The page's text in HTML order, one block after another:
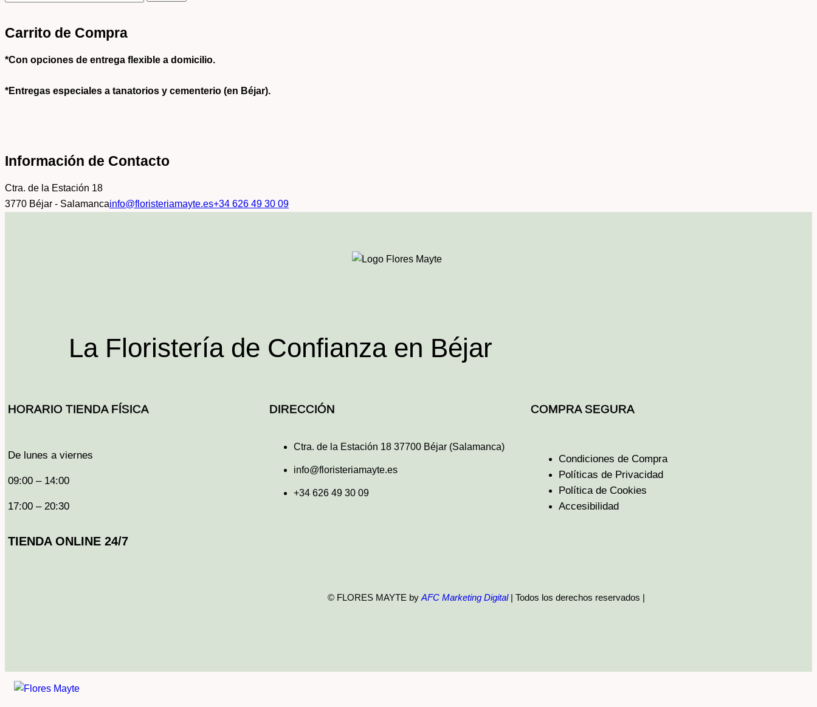
Carrito de Compra
*Con opciones de entrega flexible a domicilio.
*Entregas especiales a tanatorios y cementerio (en Béjar).
Información de Contacto
Ctra. de la Estación 18
3770 Béjar - Salamancainfo@floristeriamayte.es+34 626 49 30 09
La Floristería de Confianza en Béjar
HORARIO TIENDA FÍSICA
De lunes a viernes
09:00 – 14:00
17:00 – 20:30
TIENDA ONLINE 24/7
DIRECCIÓN
Ctra. de la Estación 18 37700 Béjar (Salamanca)
info@floristeriamayte.es
+34 626 49 30 09
COMPRA SEGURA
Condiciones de Compra
Políticas de Privacidad
Política de Cookies
Accesibilidad
© FLORES MAYTE by AFC Marketing Digital| Todos los derechos reservados |